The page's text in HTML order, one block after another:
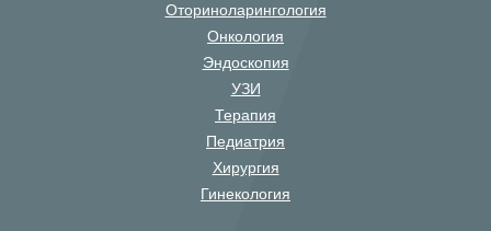
Оториноларингология
Онкология
Эндоскопия
УЗИ
Терапия
Педиатрия
Хирургия
Гинекология